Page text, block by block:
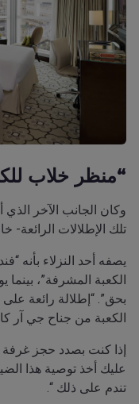
“منظر خلاب
وكان الجانب الآخر الذي
تلك الإطلالات الرائعة-
يصفه أحد النزلاء بأنه
الكعبة المشرفة”،
بحق”. “إطلالة رائعة
الكعبة من جناح جي آر
إذا كنت بصدد حجز
عليك أخذ توصية هذا
تندم على ذلك “.